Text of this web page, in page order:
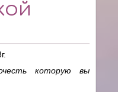
которую вы